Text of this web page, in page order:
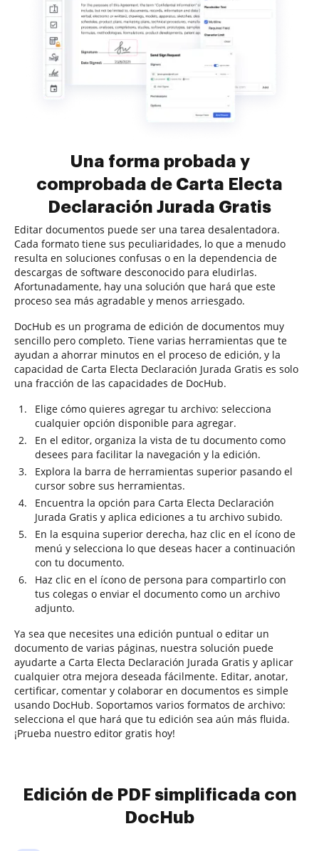
Una forma probada y
comprobada de Carta Electa
Declaración Jurada Gratis
Editar documentos puede ser una tarea desalentadora.
Cada formato tiene sus peculiaridades, lo que a menudo
resulta en soluciones confusas o en la dependencia de
descargas de software desconocido para eludirlas.
Afortunadamente, hay una solución que hará que este
proceso sea más agradable y menos arriesgado.
DocHub es un programa de edición de documentos muy
sencillo pero completo. Tiene varias herramientas que te
ayudan a ahorrar minutos en el proceso de edición, y la
capacidad de Carta Electa Declaración Jurada Gratis es solo
una fracción de las capacidades de DocHub.
Elige cómo quieres agregar tu archivo: selecciona
cualquier opción disponible para agregar.
En el editor, organiza la vista de tu documento como
desees para facilitar la navegación y la edición.
Explora la barra de herramientas superior pasando el
cursor sobre sus herramientas.
Encuentra la opción para Carta Electa Declaración
Jurada Gratis y aplica ediciones a tu archivo subido.
En la esquina superior derecha, haz clic en el ícono de
menú y selecciona lo que deseas hacer a continuación
con tu documento.
Haz clic en el ícono de persona para compartirlo con
tus colegas o enviar el documento como un archivo
adjunto.
Ya sea que necesites una edición puntual o editar un
documento de varias páginas, nuestra solución puede
ayudarte a Carta Electa Declaración Jurada Gratis y aplicar
cualquier otra mejora deseada fácilmente. Editar, anotar,
certificar, comentar y colaborar en documentos es simple
usando DocHub. Soportamos varios formatos de archivo:
selecciona el que hará que tu edición sea aún más fluida.
¡Prueba nuestro editor gratis hoy!
Edición de PDF simplificada con
DocHub